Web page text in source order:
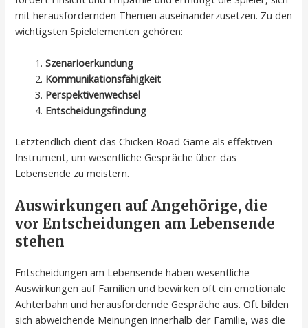
mit herausfordernden Themen auseinanderzusetzen. Zu den
wichtigsten Spielelementen gehören:
Szenarioerkundung
Kommunikationsfähigkeit
Perspektivenwechsel
Entscheidungsfindung
Letztendlich dient das Chicken Road Game als effektiven
Instrument, um wesentliche Gespräche über das
Lebensende zu meistern.
Auswirkungen auf Angehörige, die
vor Entscheidungen am Lebensende
stehen
Entscheidungen am Lebensende haben wesentliche
Auswirkungen auf Familien und bewirken oft ein emotionale
Achterbahn und herausfordernde Gespräche aus. Oft bilden
sich abweichende Meinungen innerhalb der Familie, was die